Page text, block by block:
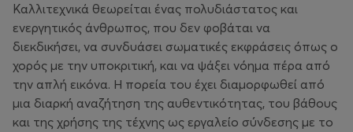
Καλλιτεχνικά θεωρείται ένας πολυδιάστατος και
ενεργητικός άνθρωπος, που δεν φοβάται να
διεκδικήσει, να συνδυάσει σωματικές εκφράσεις όπως ο
χορός με την υποκριτική, και να ψάξει νόημα πέρα από
την απλή εικόνα. Η πορεία του έχει διαμορφωθεί από
μια διαρκή αναζήτηση της αυθεντικότητας, του βάθους
και της χρήσης της τέχνης ως εργαλείο σύνδεσης με το